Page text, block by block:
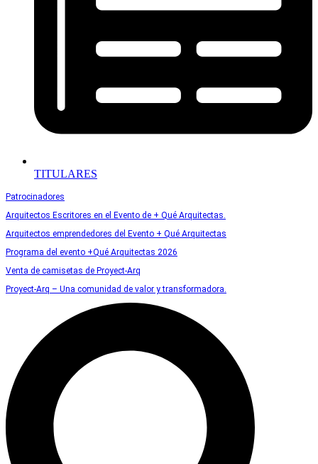
TITULARES
Patrocinadores
Arquitectos Escritores en el Evento de + Qué Arquitectas.
Arquitectos emprendedores del Evento + Qué Arquitectas
Programa del evento +Qué Arquitectas 2026
Venta de camisetas de Proyect-Arq
Proyect-Arq – Una comunidad de valor y transformadora.